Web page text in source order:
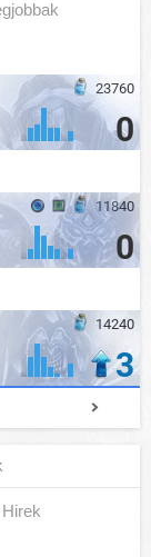
23760
0
11840
0
14240
3
Hirek